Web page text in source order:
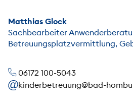
Matthias Glock
Sachbearbeiter
Betreuungsplatzvermittlung,
06172 100-5043
kinderbetreuung@bad-